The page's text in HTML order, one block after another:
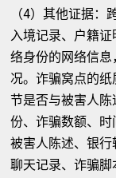
（4）其他证据
入境记录、户籍
络身份的网络信
况。诈骗窝点的
节是否与被害人
份、诈骗数额、
被害人陈述、银
聊天记录、诈骗